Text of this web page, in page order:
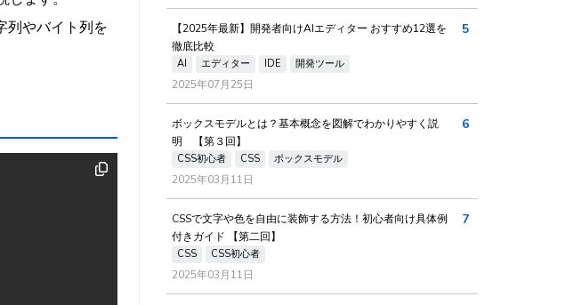
列やバイト列を
【2025年最新】開発者向けAIエディター おすすめ12選を
徹底比較
AI エディター IDE 開発ツール
2025年07月25日
5
ボックスモデルとは？基本概念を図解でわかりやすく説
明 【第３回】
CSS初心者 CSS ボックスモデル
2025年03月11日
6
CSSで文字や色を自由に装飾する方法！初心者向け具体例
付きガイド 【第二回】
CSS CSS初心者
2025年03月11日
7